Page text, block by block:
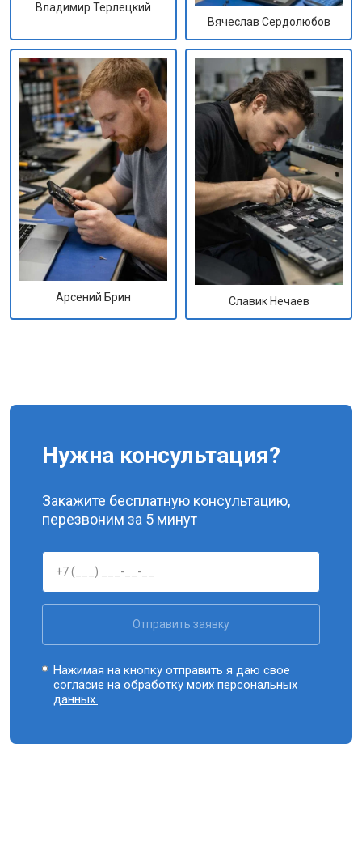
Владимир Терлецкий
Вячеслав Сердолюбов
Арсений Брин Славик Нечаев
Нужна консультация?
Закажите бесплатную консультацию,
перезвоним за 5 минут
Отправить заявку
Нажимая на кнопку отправить я даю свое
согласие на обработку моихперсональных
данных.